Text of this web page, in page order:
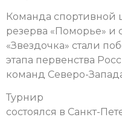
Команда
резерва «Поморье» и
«Звездочка» стали
этапа первенства
команд Северо-
Турнир
состоялся в Санкт-